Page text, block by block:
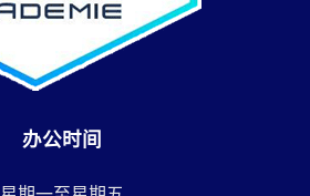
办公时间